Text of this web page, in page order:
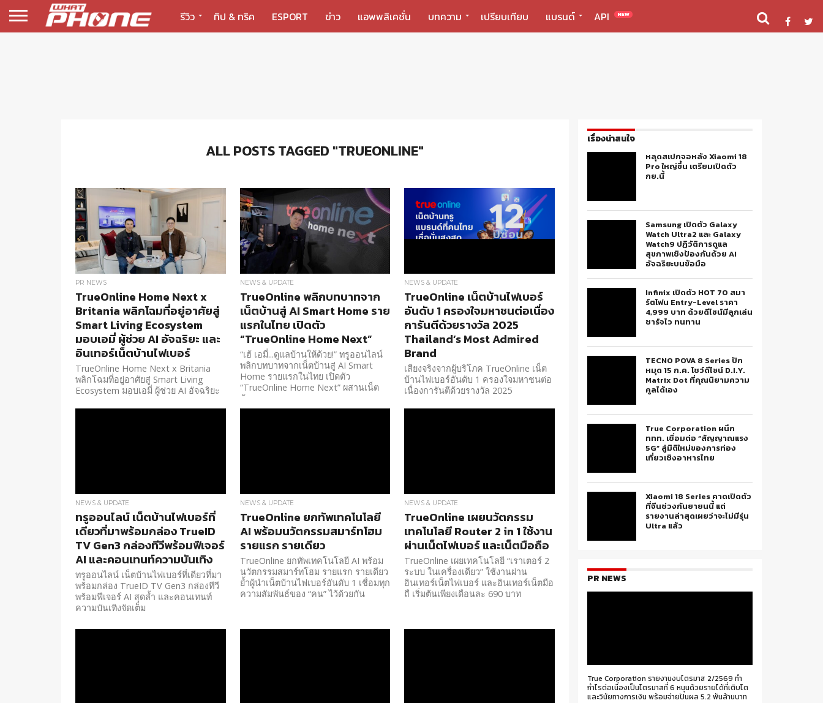
รีวิว ทิป & ทริค ESPORT ข่าว แอพพลิเคชั่น บทความ เปรียบเทียบ แบรนด์ API NEW
ALL POSTS TAGGED "TRUEONLINE"
PR NEWS
TrueOnline Home Next x
Britania พลิกโฉมที่อยู่อาศัยสู่
Smart Living Ecosystem
มอบเอมี่ ผู้ช่วย AI อัจฉริยะ และ
อินเทอร์เน็ตบ้านไฟเบอร์
TrueOnline Home Next x Britania
พลิกโฉมที่อยู่อาศัยสู่ Smart Living
Ecosystem มอบเอมี่ ผู้ช่วย AI อัจฉริยะ
NEWS & UPDATE
TrueOnline พลิกบทบาทจาก
เน็ตบ้านสู่ AI Smart Home ราย
แรกในไทย เปิดตัว
“TrueOnline Home Next”
“เฮ้ เอมี่...ดูแลบ้านให้ด้วย!” ทรูออนไลน์
พลิกบทบาทจากเน็ตบ้านสู่ AI Smart
Home รายแรกในไทย เปิดตัว
“TrueOnline Home Next” ผสานเน็ต
บ้านคุณภาพ
NEWS & UPDATE
TrueOnline เน็ตบ้านไฟเบอร์
อันดับ 1 ครองใจมหาชนต่อเนื่อง
การันตีด้วยรางวัล 2025
Thailand’s Most Admired
Brand
เสียงจริงจากผู้บริโภค TrueOnline เน็ต
บ้านไฟเบอร์อันดับ 1 ครองใจมหาชนต่อ
เนื่องการันตีด้วยรางวัล 2025
NEWS & UPDATE
ทรูออนไลน์ เน็ตบ้านไฟเบอร์ที่
เดียวที่มาพร้อมกล่อง TrueID
TV Gen3 กล่องทีวีพร้อมฟีเจอร์
AI และคอนเทนท์ความบันเทิง
ทรูออนไลน์ เน็ตบ้านไฟเบอร์ที่เดียวที่มา
พร้อมกล่อง TrueID TV Gen3 กล่องทีวี
พร้อมฟีเจอร์ AI สุดล้ำ และคอนเทนท์
ความบันเทิงจัดเต็ม
NEWS & UPDATE
TrueOnline ยกทัพเทคโนโลยี
AI พร้อมนวัตกรรมสมาร์ทโฮม
รายแรก รายเดียว
TrueOnline ยกทัพเทคโนโลยี AI พร้อม
นวัตกรรมสมาร์ทโฮม รายแรก รายเดียว
ย้ำผู้นำเน็ตบ้านไฟเบอร์อันดับ 1 เชื่อมทุก
ความสัมพันธ์ของ “คน” ไว้ด้วยกัน
NEWS & UPDATE
TrueOnline เผยนวัตกรรม
เทคโนโลยี Router 2 in 1 ใช้งาน
ผ่านเน็ตไฟเบอร์ และเน็ตมือถือ
TrueOnline เผยเทคโนโลยี “เราเตอร์ 2
ระบบ ในเครื่องเดียว” ใช้งานผ่าน
อินเทอร์เน็ตไฟเบอร์ และอินเทอร์เน็ตมือ
ถื เริ่มต้นเพียงเดือนละ 690 บาท
เรื่องน่าสนใจ
หลุดสเปกจอหลัง Xiaomi 18
Pro ใหญ่ขึ้น เตรียมเปิดตัว
กย.นี้
Samsung เปิดตัว Galaxy
Watch Ultra2 และ Galaxy
Watch9 ปฏิวัติการดูแล
สุขภาพเชิงป้องกันด้วย AI
อัจฉริยะบนข้อมือ
Infinix เปิดตัว HOT 70 สมา
ร์ตโฟน Entry-Level ราคา
4,999 บาท ด้วยดีไซน์มีลูกเล่น
ชาร์จไว ทนทาน
TECNO POVA 8 Series ปัก
หมุด 15 ก.ค. โชว์ดีไซน์ D.I.Y.
Matrix Dot ที่คุณนิยามความ
คูลได้เอง
True Corporation ผนึก
ททท. เชื่อมต่อ “สัญญาณแรง
5G” สู่มิติใหม่ของการท่อง
เที่ยวเชิงอาหารไทย
Xiaomi 18 Series คาดเปิดตัว
ที่จีนช่วงกันยายนนี้ แต่
รายงานล่าสุดเผยว่าจะไม่มีรุ่น
Ultra แล้ว
PR NEWS
True Corporation รายงานงบไตรมาส 2/2569 ทำ
กำไรต่อเนื่องเป็นไตรมาสที่ 6 หนุนด้วยรายได้ที่เติบโต
และวินัยทางการเงิน พร้อมจ่ายปันผล 5.2 พันล้านบาท